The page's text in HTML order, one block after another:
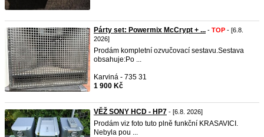
Párty set: Powermix McCrypt + ... - TOP - [6.8.
2026]
Prodám kompletní ozvučovací sestavu.Sestava
obsahuje:Po ...
Karviná - 735 31
1 900 Kč
VĚŽ SONY HCD - HP7 - [6.8. 2026]
Prodám viz foto tuto plně funkční KRASAVICI.
Nebyla pou ...